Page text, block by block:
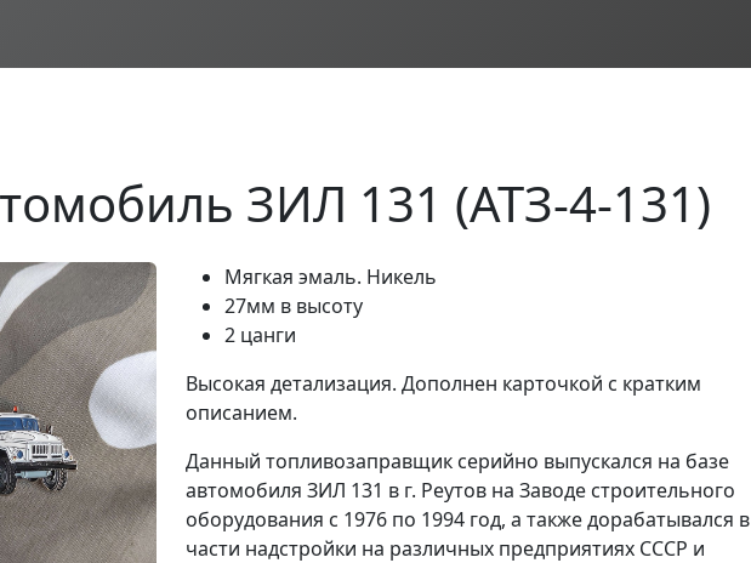
ЗИЛ 131 (АТЗ-4-131)
Мягкая эмаль. Никель
27мм в высоту
2 цанги
Высокая детализация. Дополнен карточкой с кратким
описанием.
Данный топливозаправщик серийно выпускался на базе
автомобиля ЗИЛ 131 в г. Реутов на Заводе строительного
оборудования с 1976 по 1994 год, а также дорабатывался в
части надстройки на различных предприятиях СССР и